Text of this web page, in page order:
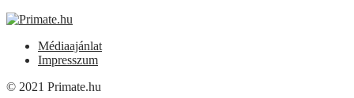
Médiaajánlat
Impresszum
© 2021 Primate.hu